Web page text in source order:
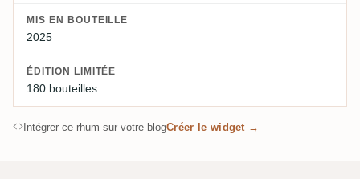
MIS EN BOUTEILLE
2025
ÉDITION LIMITÉE
180 bouteilles
Intégrer ce rhum sur votre blogCréer le widget →